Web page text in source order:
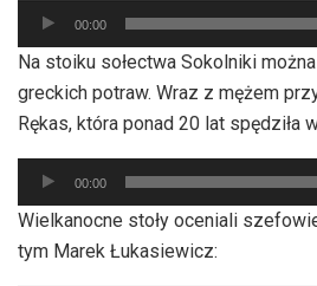
Odtwarzacz
plików
dźwiękowych
00:00
Na stoiku sołectwa Sokolniki
greckich potraw. Wraz z mężem
Rękas, która ponad 20 lat spędziła
Odtwarzacz
plików
dźwiękowych
00:00
Wielkanocne stoły oceniali
tym Marek Łukasiewicz: